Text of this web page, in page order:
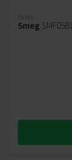
Paket
Smeg